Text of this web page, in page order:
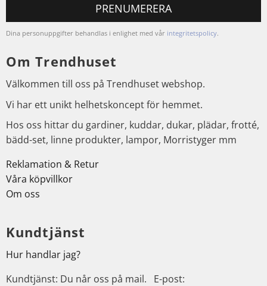
PRENUMERERA
Dina personuppgifter behandlas i enlighet med vår integritetspolicy.
Om Trendhuset
Välkommen till oss på Trendhuset webshop.
Vi har ett unikt helhetskoncept för hemmet.
Hos oss hittar du gardiner, kuddar, dukar, plädar, frotté,
bädd-set, linne produkter, lampor, Morristyger mm
Reklamation & Retur
Våra köpvillkor
Om oss
Kundtjänst
Hur handlar jag?
Kundtjänst: Du når oss på mail. E-post: